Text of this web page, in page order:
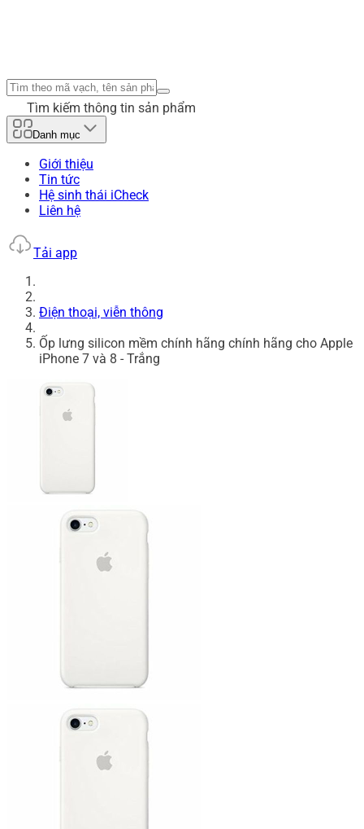
Tìm kiếm thông tin sản phẩm
Danh mục
Giới thiệu
Tin tức
Hệ sinh thái iCheck
Liên hệ
Tải app
Điện thoại, viễn thông
Ốp lưng silicon mềm chính hãng chính hãng cho Apple
iPhone 7 và 8 - Trắng